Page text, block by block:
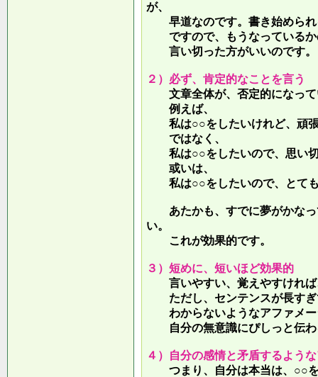
が、
早道なのです。書き始められ
ですので、もうなっているか
言い切った方がいいのです。
２）必ず、肯定的なことを言う
文章全体が、否定的になっ
例えば、
私は○○をしたいけれど、頑張
ではなく、
私は○○をしたいので、思い切
或いは、
私は○○をしたいので、とても
あたかも、すでに夢がかなっ
い。
これが効果的です。
３）短めに、短いほど効果的
言いやすい、覚えやすければ
ただし、センテンスが長すぎ
わからないようなアファメー
自分の無意識にぴしっと伝わ
４）自分の感情と矛盾するよう
つまり、自分は本当は、○○を